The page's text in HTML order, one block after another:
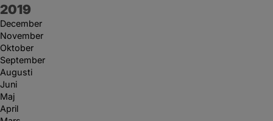
År:
2019
December
November
Oktober
September
Augusti
Juni
Maj
April